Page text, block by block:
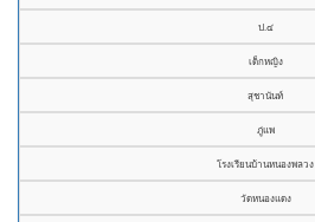
ป.๔
เด็กหญิง
สุชานันท์
ภู่แพ
โรงเรียนบ้านหนองพลวง
วัดหนองแดง